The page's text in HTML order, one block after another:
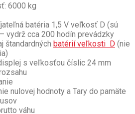
6000 kg
batéria 1,5 V veľkosť D (sú
vydrž cca 200 hodín prevádzky
štandardných batérií veľkosti D (nie
s veľkosťou číslic 24 mm
nulovej hodnoty a Tary do pamäte
váhu